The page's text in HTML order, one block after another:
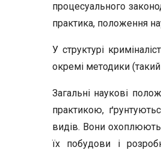
процесуального
практика, положення
У структурі
окремі методики
Загальні наукові
практикою,
видів. Вони
їх побудови і